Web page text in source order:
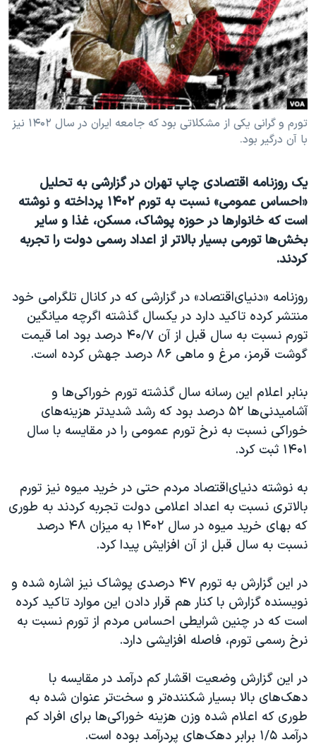
فرهنگ و زندگی
حقوق شهروندی
اقتصادی
علم و فناوری
اسرائیل در جنگ
گالری عکس
مستندها
انتخابات ریاست جمهوری آمریکا ۲۰۲۴
حمله جمهوری اسلامی به اسرائیل
رمز مهسا
ورزش زنان در ایران
اعتراضات زن، زندگی، آزادی
تریبونال مردمی آبان ۹۸
دادگاه حمید نوری
چهل سال گروگان‌گیری
اعتراضات مردمی آبان ۹۸
اسرائیل در جنگ
نرگس محمدی برنده جایزه نوبل صلح
صفحه‌های ویژه
سفر پرزیدنت ترامپ به چین
دنبال کنید
زبانهای مختلف
تورم و گرانی یکی از مشکلاتی بود که جامعه ایران در سال ۱۴۰۲ نیز
با آن درگیر بود.
یک روزنامه اقتصادی چاپ تهران در گزارشی به تحلیل
«احساس عمومی» نسبت به تورم ۱۴۰۲ پرداخته و نوشته
است که خانوارها در حوزه پوشاک، مسکن، غذا و سایر
بخش‌ها تورمی بسیار بالاتر از اعداد رسمی دولت را تجربه
کردند.
روزنامه «دنیای‌اقتصاد» در گزارشی که در کانال تلگرامی خود
منتشر کرده تاکید دارد در یکسال گذشته اگرچه میانگین
تورم نسبت به سال قبل از آن ۴۰/۷ درصد بود اما قیمت
گوشت قرمز، مرغ و ماهی ۸۶ درصد جهش کرده است.
بنابر اعلام این رسانه سال گذشته تورم خوراکی‌ها و
آشامیدنی‌ها ۵۲ درصد بود که رشد شدیدتر هزینه‌های
خوراکی نسبت به نرخ تورم عمومی را در مقایسه با سال
۱۴۰۱ ثبت کرد.
به نوشته دنیای‌اقتصاد مردم حتی در خرید میوه نیز تورم
بالاتری نسبت به اعداد اعلامی دولت تجربه کردند به طوری
که بهای خرید میوه در سال ۱۴۰۲ به میزان ۴۸ درصد
نسبت به سال قبل از آن افزایش پیدا کرد.
در این گزارش به تورم ۴۷ درصدی پوشاک نیز اشاره شده و
نویسنده گزارش با کنار هم قرار دادن این موارد تاکید کرده
است که در چنین شرایطی احساس مردم از تورم نسبت به
نرخ رسمی تورم، فاصله افزایشی دارد.
در این گزارش وضعیت اقشار کم درآمد در مقایسه با
دهک‌های بالا بسیار شکننده‌تر و سخت‌تر عنوان شده به
طوری که اعلام شده وزن هزینه خوراکی‌ها برای افراد کم
درآمد ۱/۵ برابر دهک‌های پردرآمد بوده است.